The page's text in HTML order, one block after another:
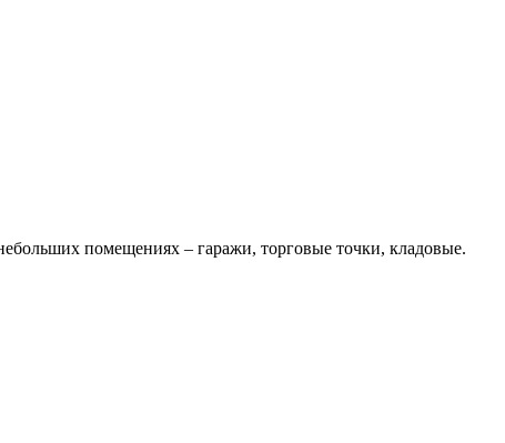
помещениях – гаражи, торговые точки, кладовые.